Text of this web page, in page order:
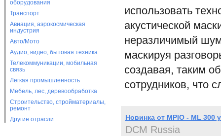
оборудования
Транспорт
Авиация, аэрокосмическая
индустрия
Авто/Мото
Аудио, видео, бытовая техника
Телекоммуникации, мобильная
связь
Легкая промышленность
Мебель, лес, деревообработка
Строительство, стройматериалы,
ремонт
Другие отрасли
использовать
акустической
неразличимый
маскируя
создавая, таким
сотрудников, что
Новинка от MPIO - ML 300
DCM Russia